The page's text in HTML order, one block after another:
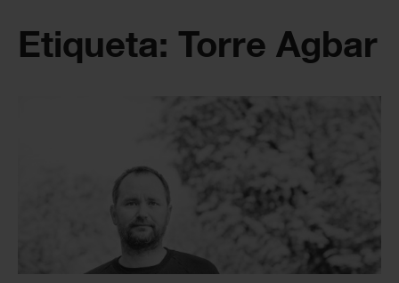
Etiqueta: Torre Agbar